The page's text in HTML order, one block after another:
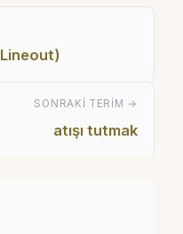
SONRAKI TERIM →
atışı tutmak